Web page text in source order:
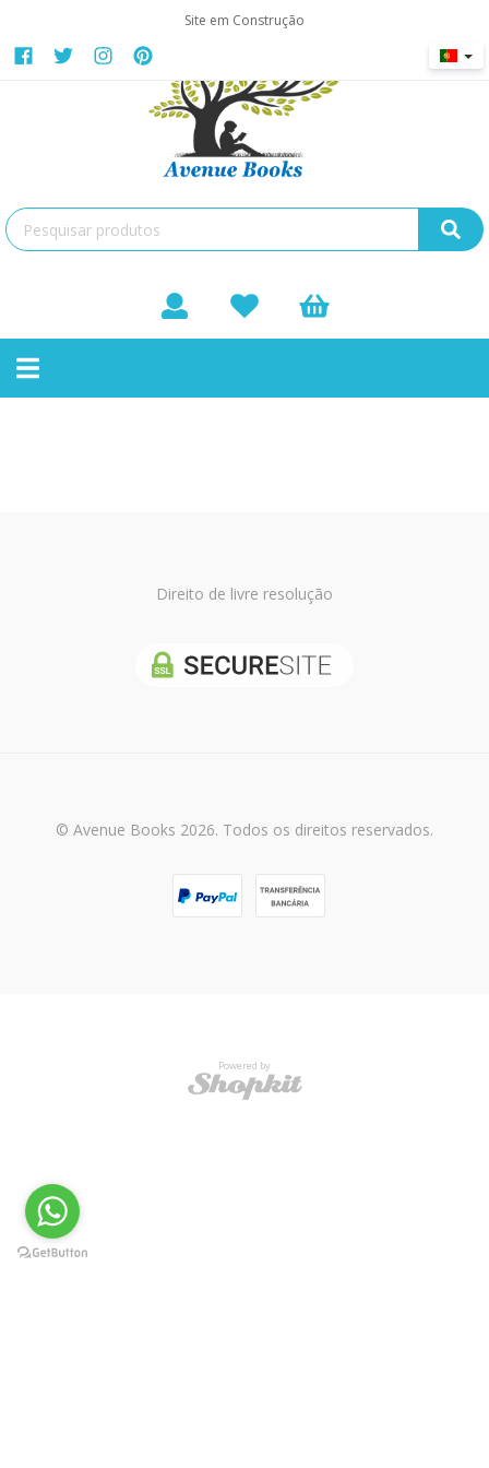
Site em Construção
Toggle
navigation
Fantasia Heróica
Direito de livre resolução
© Avenue Books 2026. Todos os direitos reservados.
Powered by